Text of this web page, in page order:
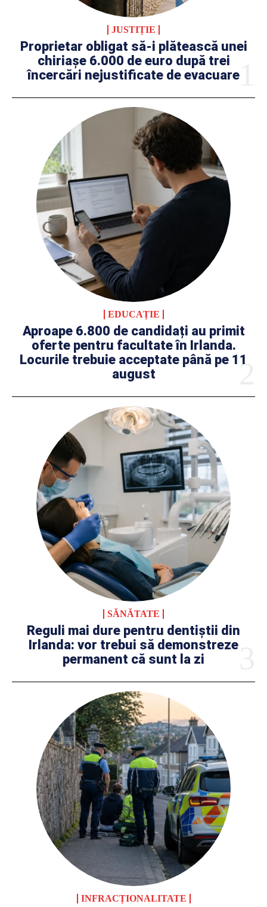
JUSTIȚIE
Proprietar obligat să-i plătească unei
chiriașe 6.000 de euro după trei
încercări nejustificate de evacuare
EDUCAȚIE
Aproape 6.800 de candidați au primit
oferte pentru facultate în Irlanda.
Locurile trebuie acceptate până pe 11
august
SĂNĂTATE
Reguli mai dure pentru dentiștii din
Irlanda: vor trebui să demonstreze
permanent că sunt la zi
INFRACȚIONALITATE